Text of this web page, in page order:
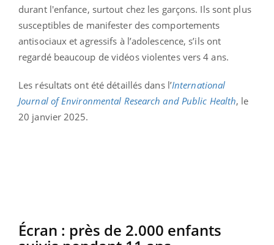
durant l'enfance, surtout chez les garçons. Ils sont plus
susceptibles de manifester des comportements
antisociaux et agressifs à l’adolescence, s’ils ont
regardé beaucoup de vidéos violentes vers 4 ans.
Les résultats ont été détaillés dans l’International
Journal of Environmental Research and Public Health, le
20 janvier 2025.
Écran : près de 2.000 enfants